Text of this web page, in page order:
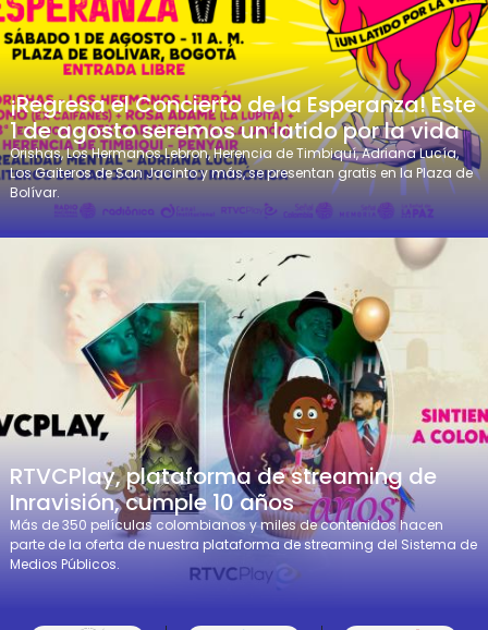
¡Regresa el Concierto de la Esperanza! Este
1 de agosto seremos un latido por la vida
Orishas, Los Hermanos Lebron, Herencia de Timbiquí, Adriana Lucía,
Los Gaiteros de San Jacinto y más, se presentan gratis en la Plaza de
Bolívar.
RTVCPlay, plataforma de streaming de
Inravisión, cumple 10 años
Más de 350 películas colombianos y miles de contenidos hacen
parte de la oferta de nuestra plataforma de streaming del Sistema de
Medios Públicos.